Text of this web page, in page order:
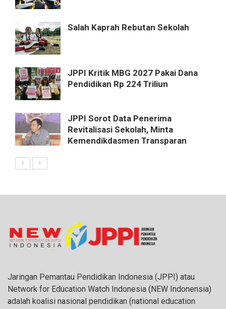
Salah Kaprah Rebutan Sekolah
JPPI Kritik MBG 2027 Pakai Dana
Pendidikan Rp 224 Triliun
JPPI Sorot Data Penerima
Revitalisasi Sekolah, Minta
Kemendikdasmen Transparan
Jaringan Pemantau Pendidikan Indonesia (JPPI) atau
Network for Education Watch Indonesia (NEW Indonensia)
adalah koalisi nasional pendidikan (national education